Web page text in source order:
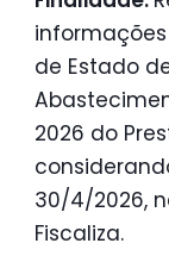
de Estado
2026 do
30/4/2026,
Fiscaliza.